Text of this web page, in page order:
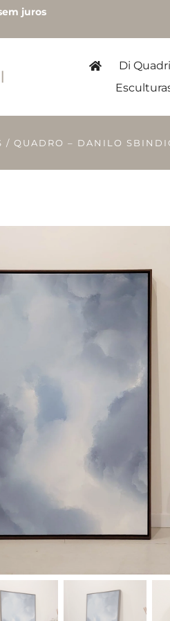
juros
Di Quadri
/ QUADRO – DANILO